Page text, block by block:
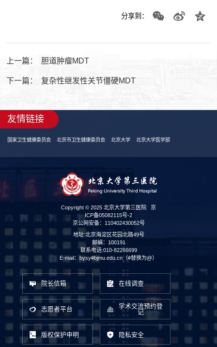
分享到：
上一篇： 胆道肿瘤MDT
下一篇： 复杂性继发性关节僵硬MDT
友情链接
国家卫生健康委员会 北京市卫生健康委员会 北京大学 北京大学医学部
Copyright © 2025 北京大学第三医院 京
ICP备05082115号-2
京公网安备：110402430052号
地址:北京海淀区花园北路49号
邮编：100191
联系电话:010-82266699
E-mail：bysy#bjmu.edu.cn（#替换为@）
院长信箱 在线调查
志愿者平台
学术交流预约登
记
版权保护申明 隐私安全